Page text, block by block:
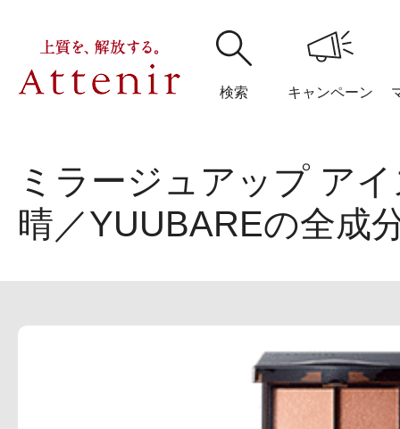
検索 キャンペーン
購入履歴 閲覧履
ミラージュアップ ア
晴／YUUBAREの全成